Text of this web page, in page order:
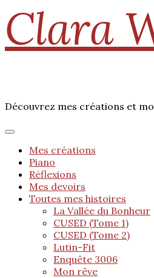
Clara
Découvrez mes créations et
Mes créations
Piano
Réflexions
Mes devoirs
Toutes mes histoires
La Vallée du Bonheur
CUSED (Tome 1)
CUSED (Tome 2)
Lutin-Fit
Enquête 3006
Mon rêve